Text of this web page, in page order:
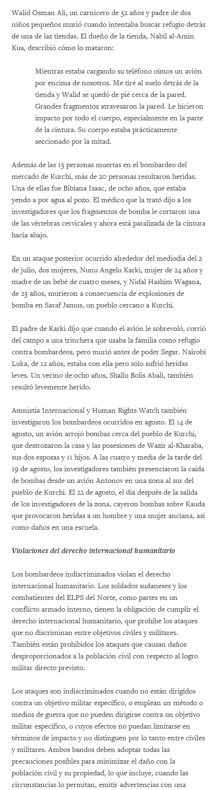
Walid Osman Ali, un carnicero de 32 años y padre de dos
niños pequeños murió cuando intentaba buscar refugio detrás
de una de las tiendas. El dueño de la tienda, Nabil al-Amin
Kua, describió cómo lo mataron:
Mientras estaba cargando su teléfono oímos un avión
por encima de nosotros. Me tiré al suelo detrás de la
tienda y Walid se quedó de pié cerca de la pared.
Grandes fragmentos atravesaron la pared. Le hicieron
impacto por todo el cuerpo, especialmente en la parte
de la cintura. Su cuerpo estaba prácticamente
seccionado por la mitad.
Además de las 13 personas muertas en el bombardeo del
mercado de Kurchi, más de 20 personas resultaron heridas.
Una de ellas fue Bibiana Isaac, de ocho años, que estaba
yendo a por agua al pozo. El médico que la trató dijo a los
investigadores que los fragmentos de bomba le cortaron una
de las vértebras cervicales y ahora está paralizada de la cintura
hacia abajo.
En un ataque posterior ocurrido alrededor del mediodía del 2
de julio, dos mujeres, Nunu Angelu Karki, mujer de 24 años y
madre de un bebé de cuatro meses, y Nidal Hashim Wagana,
de 23 años, murieron a consecuencia de explosiones de
bomba en Saraf Jamus, un pueblo cercano a Kurchi.
El padre de Karki dijo que cuando el avión le sobrevoló, corrió
del campo a una trinchera que usaba la familia como refugio
contra bombardeos, pero murió antes de poder llegar. Nairobi
Luka, de 12 años, estaba con ella pero sólo sufrió heridas
leves. Un vecino de ocho años, Shallu Bolis Abali, también
resultó levemente herido.
Amnistía Internacional y Human Rights Watch también
investigaron los bombardeos ocurridos en agosto. El 14 de
agosto, un avión arrojó bombas cerca del pueblo de Kurchi,
que destrozaron la casa y las posesiones de Wazir al-Kharaba,
sus dos esposas y 11 hijos. A las cuatro y media de la tarde del
19 de agosto, los investigadores también presenciaron la caída
de bombas desde un avión Antonov en una zona al sur del
pueblo de Kurchi. El 22 de agosto, el día después de la salida
de los investigadores de la zona, cayeron bombas sobre Kauda
que provocaron heridas a un hombre y una mujer anciana, así
como daños en una escuela.
Violaciones del derecho internacional humanitario
Los bombardeos indiscriminados violan el derecho
internacional humanitario. Los soldados sudaneses y los
combatientes del ELPS del Norte, como partes en un
conflicto armado interno, tienen la obligación de cumplir el
derecho internacional humanitario, que prohíbe los ataques
que no discriminan entre objetivos civiles y militares.
También están prohibidos los ataques que causan daños
desproporcionados a la población civil con respecto al logro
militar directo previsto.
Los ataques son indiscriminados cuando no están dirigidos
contra un objetivo militar específico, o emplean un método o
medios de guerra que no pueden dirigirse contra un objetivo
militar específico, o cuyos efectos no puedan limitarse en
términos de impacto y no distinguen por lo tanto entre civiles
y militares. Ambos bandos deben adoptar todas las
precauciones posibles para minimizar el daño con la
población civil y su propiedad, lo que incluye, cuando las
circunstancias lo permitan, emitir advertencias con una